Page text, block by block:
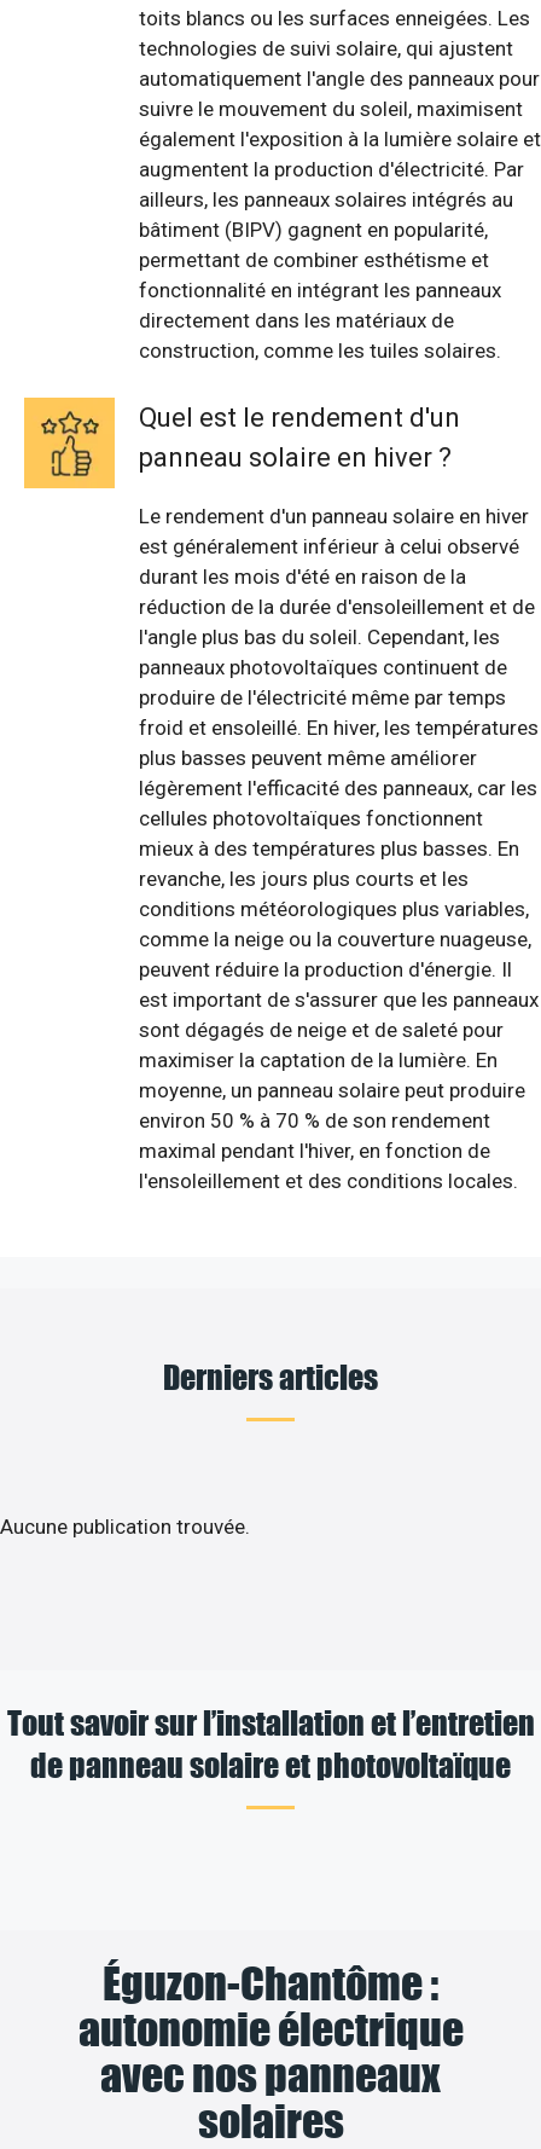
toits blancs ou les surfaces enneigées. Les
technologies de suivi solaire, qui ajustent
automatiquement l'angle des panneaux pour
suivre le mouvement du soleil, maximisent
également l'exposition à la lumière solaire et
augmentent la production d'électricité. Par
ailleurs, les panneaux solaires intégrés au
bâtiment (BIPV) gagnent en popularité,
permettant de combiner esthétisme et
fonctionnalité en intégrant les panneaux
directement dans les matériaux de
construction, comme les tuiles solaires.
Quel est le rendement d'un
panneau solaire en hiver ?
Le rendement d'un panneau solaire en hiver
est généralement inférieur à celui observé
durant les mois d'été en raison de la
réduction de la durée d'ensoleillement et de
l'angle plus bas du soleil. Cependant, les
panneaux photovoltaïques continuent de
produire de l'électricité même par temps
froid et ensoleillé. En hiver, les températures
plus basses peuvent même améliorer
légèrement l'efficacité des panneaux, car les
cellules photovoltaïques fonctionnent
mieux à des températures plus basses. En
revanche, les jours plus courts et les
conditions météorologiques plus variables,
comme la neige ou la couverture nuageuse,
peuvent réduire la production d'énergie. Il
est important de s'assurer que les panneaux
sont dégagés de neige et de saleté pour
maximiser la captation de la lumière. En
moyenne, un panneau solaire peut produire
environ 50 % à 70 % de son rendement
maximal pendant l'hiver, en fonction de
l'ensoleillement et des conditions locales.
Derniers articles
Aucune publication trouvée.
Tout savoir sur l’installation et l’entretien
de panneau solaire et photovoltaïque
Éguzon-Chantôme :
autonomie électrique
avec nos panneaux
solaires